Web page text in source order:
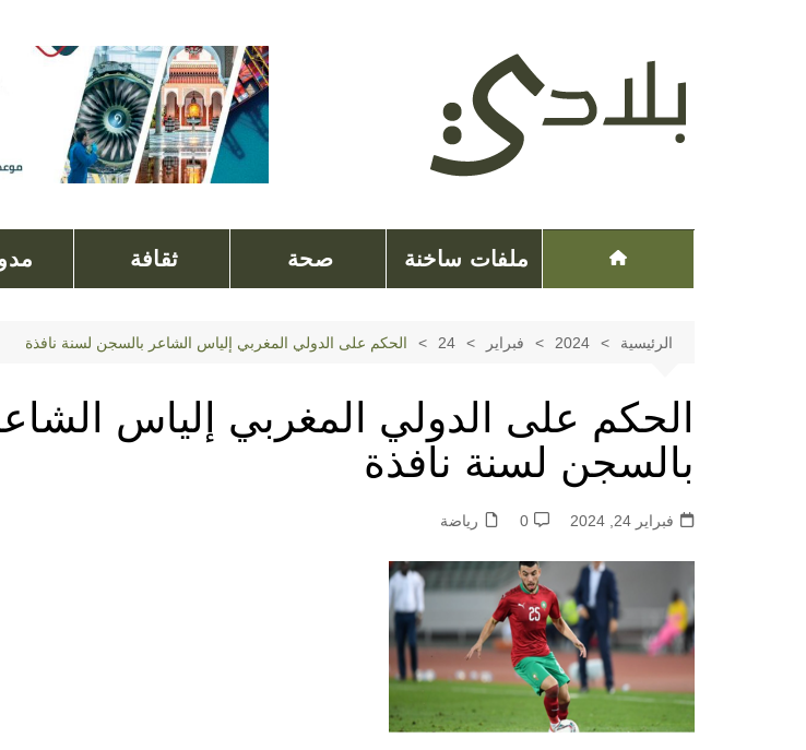
ملفات ساخنة صحة ثقافة
الرئيسية 2024 فبراير 24 الحكم على الدولي المغربي إلياس الشاعر بالسجن لسنة نافذة
الحكم على الدولي المغربي إلياس
بالسجن لسنة نافذة
فبراير 24, 2024 0 رياضة